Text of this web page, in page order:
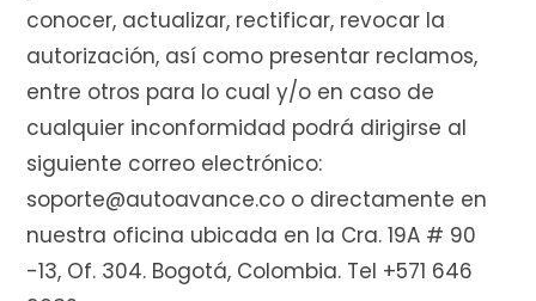
conocer, actualizar, rectificar, revocar la
autorización, así como presentar reclamos,
entre otros para lo cual y/o en caso de
cualquier inconformidad podrá dirigirse al
siguiente correo electrónico:
soporte@autoavance.co o directamente en
nuestra oficina ubicada en la Cra. 19A # 90
-13, Of. 304. Bogotá, Colombia. Tel +571 646